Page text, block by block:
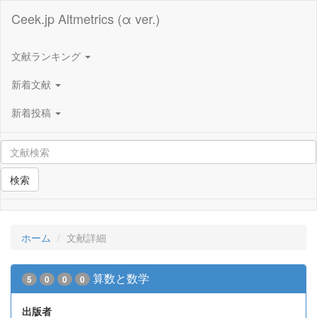
Ceek.jp Altmetrics (α ver.)
文献ランキング
新着文献
新着投稿
検索
ホーム 文献詳細
5 0 0 0 算数と数学
出版者